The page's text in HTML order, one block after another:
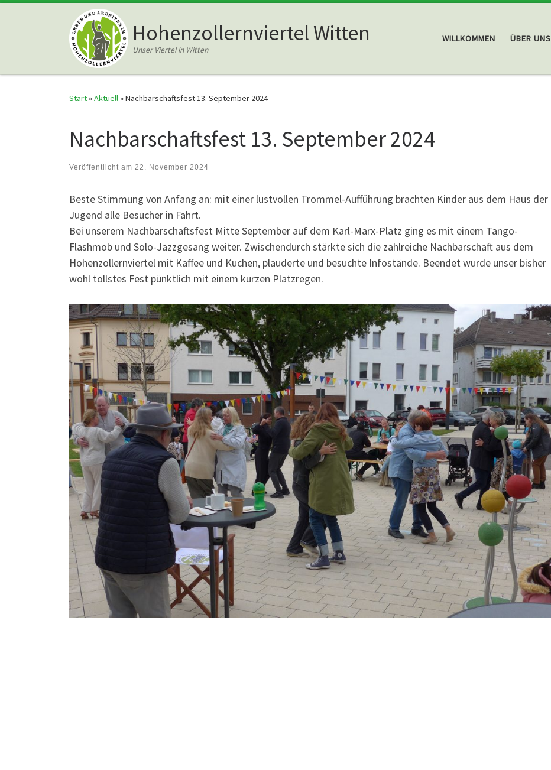
Zum Inhalt springen
Hohenzollernviertel Witten
Unser Viertel in Witten
WILLKOMMEN ÜBER UNS
Start»Aktuell»Nachbarschaftsfest 13. September 2024
Nachbarschaftsfest 13. September 2024
Veröffentlicht am 22. November 2024
Beste Stimmung von Anfang an: mit einer lustvollen Trommel-Aufführung brachten Kinder aus dem Haus der
Jugend alle Besucher in Fahrt.
Bei unserem Nachbarschaftsfest Mitte September auf dem Karl-Marx-Platz ging es mit einem Tango-
Flashmob und Solo-Jazzgesang weiter. Zwischendurch stärkte sich die zahlreiche Nachbarschaft aus dem
Hohenzollernviertel mit Kaffee und Kuchen, plauderte und besuchte Infostände. Beendet wurde unser bisher
wohl tollstes Fest pünktlich mit einem kurzen Platzregen.